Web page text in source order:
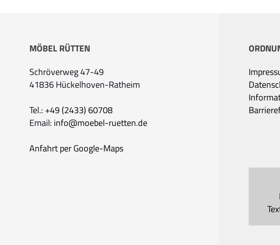
MÖBEL RÜTTEN
Schröverweg 47-49
41836 Hückelhoven-Ratheim
Tel.: +49 (2433) 60708
Email: info@moebel-ruetten.de
Anfahrt per Google-Maps